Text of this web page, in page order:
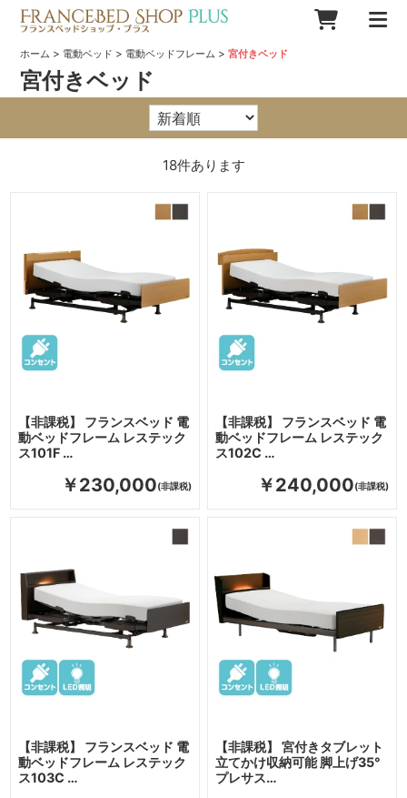
ホーム > 電動ベッド > 電動ベッドフレーム >宮付きベッド
宮付きベッド
18件あります
【非課税】 フランスベッド 電
動ベッドフレーム レステック
ス101F …
￥230,000
【非課税】 フランスベッド 電
動ベッドフレーム レステック
ス102C …
￥240,000
【非課税】 フランスベッド 電
動ベッドフレーム レステック
ス103C …
【非課税】 宮付きタブレット
立てかけ収納可能 脚上げ35°
プレサス…